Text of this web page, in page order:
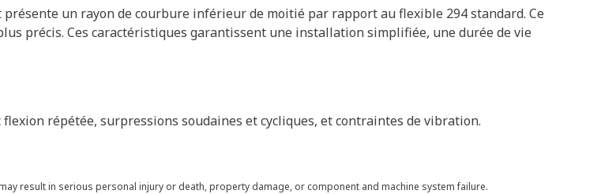
un rayon de courbure inférieur de moitié par rapport au flexible 294 standard. Ce
précis. Ces caractéristiques garantissent une installation simplifiée, une durée de vie
répétée, surpressions soudaines et cycliques, et contraintes de vibration.
result in serious personal injury or death, property damage, or component and machine system failure.